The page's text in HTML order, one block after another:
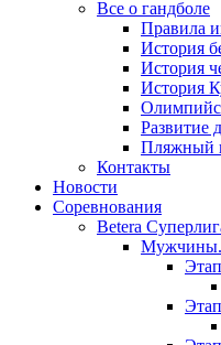
Все о гандболе
Правила
История
История
История
Развитие
Пляжный
Контакты
Новости
Соревнования
Betera
Мужчины.